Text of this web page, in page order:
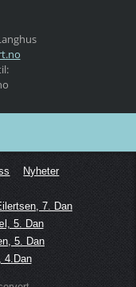
Nyheter
7. Dan
5. Dan
5. Dan
4.Dan